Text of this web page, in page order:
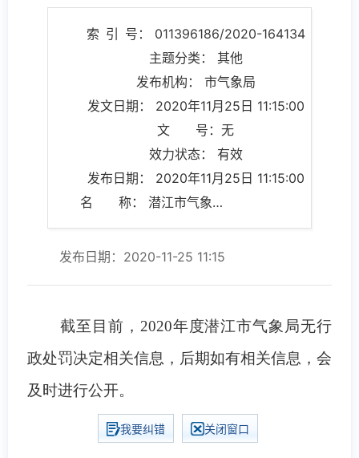
索 引 号： 011396186/2020-164134
主题分类： 其他
发布机构： 市气象局
发文日期： 2020年11月25日 11:15:00
文 号：无
效力状态： 有效
发布日期： 2020年11月25日 11:15:00
名 称： 潜江市气象局行政处罚决定情况说明
发布日期：2020-11-25 11:15
截至目前， 2020年度潜江市气象局无行
政处罚决定相关信息，后期如有相关信息，会
及时进行公开。
我要纠错 关闭窗口